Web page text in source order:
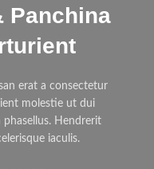
Panchina
erat a consectetur
molestie ut dui
Hendrerit
iaculis.